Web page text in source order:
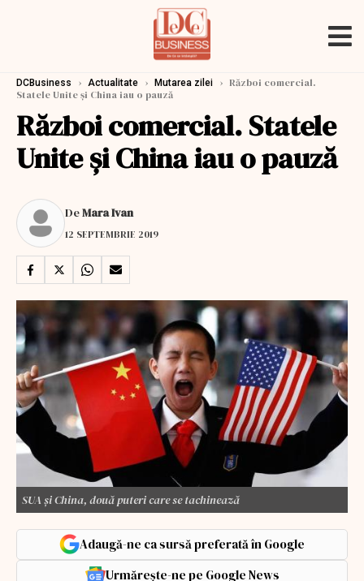
DCBusiness › Actualitate › Mutarea zilei › Război comercial.
Statele Unite și China iau o pauză
Război comercial. Statele
Unite și China iau o pauză
DeMara Ivan
12 SEPTEMBRIE 2019
SUA și China, două puteri care se tachinează
Adaugă-ne ca sursă preferată în Google
Urmărește-ne pe Google News